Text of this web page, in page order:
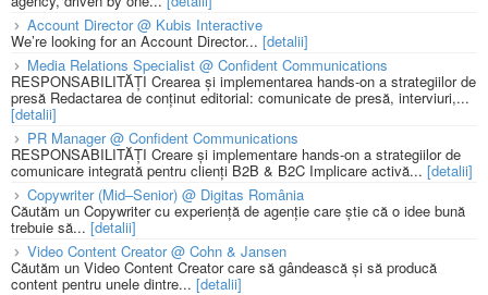
Account Director @ Kubis Interactive
We’re looking for an Account Director... [detalii]
Media Relations Specialist @ Confident Communications
RESPONSABILITĂȚI Crearea și implementarea hands-on a strategiilor de
presă Redactarea de conținut editorial: comunicate de presă, interviuri,...
[detalii]
PR Manager @ Confident Communications
RESPONSABILITĂȚI Creare și implementare hands-on a strategiilor de
comunicare integrată pentru clienți B2B & B2C Implicare activă... [detalii]
Copywriter (Mid–Senior) @ Digitas România
Căutăm un Copywriter cu experiență de agenție care știe că o idee bună
trebuie să... [detalii]
Video Content Creator @ Cohn & Jansen
Căutăm un Video Content Creator care să gândească și să producă
content pentru unele dintre... [detalii]